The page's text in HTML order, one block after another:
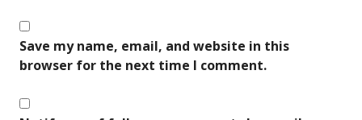
Save my name, email, and website in this
browser for the next time I comment.